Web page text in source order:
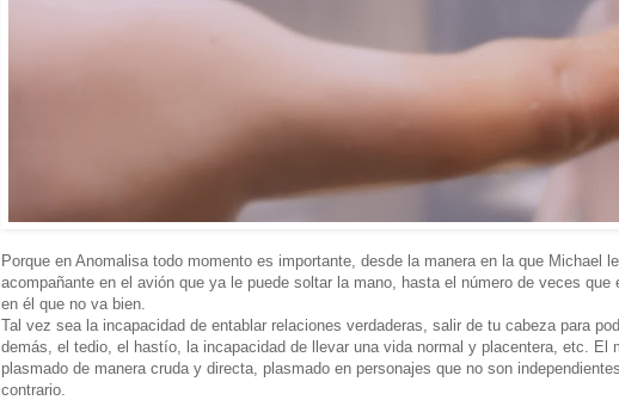
Porque en Anomalisa todo momento es importante, desde la manera en la que Michael
acompañante en el avión que ya le puede soltar la mano, hasta el número de veces que
en él que no va bien.
Tal vez sea la incapacidad de entablar relaciones verdaderas, salir de tu cabeza para
demás, el tedio, el hastío, la incapacidad de llevar una vida normal y placentera, etc. El
plasmado de manera cruda y directa, plasmado en personajes que no son
contrario.